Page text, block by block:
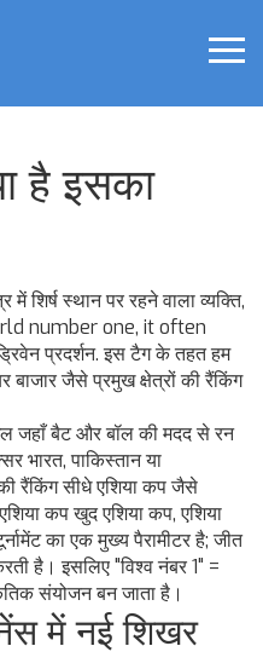
है इसका
में शिर्ष स्थान पर रहने वाला व्यक्ति,
number one, it often
प्रदर्शन. इस टैग के तहत हम
जैसे प्रमुख क्षेत्रों की रैंकिंग
जहाँ बैट और बॉल की मदद से रन
भारत, पाकिस्तान या
रैंकिंग सीधे एशिया कप जैसे
कप खुदएशिया कप,एशिया
का एक मुख्य पैरामीटर है; जीत
है। इसलिए "विश्व नंबर 1" =
संयोजन बन जाता है।
में नई शिखर